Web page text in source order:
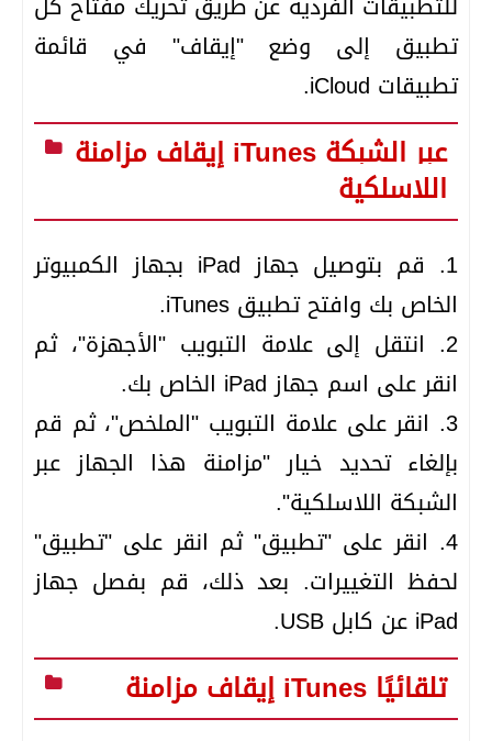
تطبيق إلى وضع "إيقاف" في قائمة
تطبيقات iCloud.
إيقاف مزامنة iTunes عبر الشبكة
اللاسلكية
1. قم بتوصيل جهاز iPad بجهاز الكمبيوتر
الخاص بك وافتح تطبيق iTunes.
2. انتقل إلى علامة التبويب "الأجهزة"، ثم
انقر على اسم جهاز iPad الخاص بك.
3. انقر على علامة التبويب "الملخص"، ثم قم
بإلغاء تحديد خيار "مزامنة هذا الجهاز عبر
الشبكة اللاسلكية".
4. انقر على "تطبيق" ثم انقر على "تطبيق"
لحفظ التغييرات. بعد ذلك، قم بفصل جهاز
iPad عن كابل USB.
إيقاف مزامنة iTunes تلقائيًا